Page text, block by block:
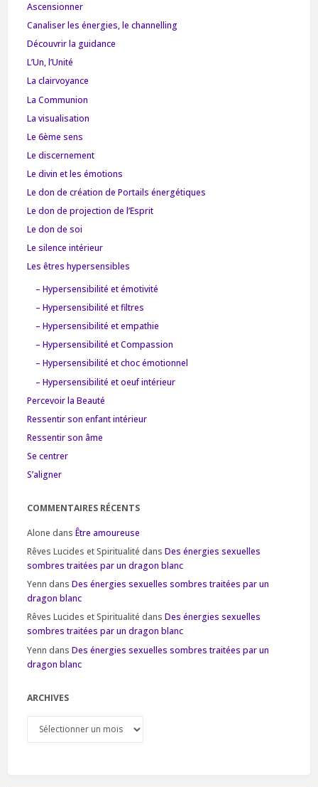
Ascensionner
Canaliser les énergies, le channelling
Découvrir la guidance
L’Un, l’Unité
La clairvoyance
La Communion
La visualisation
Le 6ème sens
Le discernement
Le divin et les émotions
Le don de création de Portails énergétiques
Le don de projection de l’Esprit
Le don de soi
Le silence intérieur
Les êtres hypersensibles
– Hypersensibilité et émotivité
– Hypersensibilité et filtres
– Hypersensibilité et empathie
– Hypersensibilité et Compassion
– Hypersensibilité et choc émotionnel
– Hypersensibilité et oeuf intérieur
Percevoir la Beauté
Ressentir son enfant intérieur
Ressentir son âme
Se centrer
S’aligner
COMMENTAIRES RÉCENTS
Alone dans Être amoureuse
Rêves Lucides et Spiritualité dans Des énergies sexuelles
sombres traitées par un dragon blanc
Yenn dans Des énergies sexuelles sombres traitées par un
dragon blanc
Rêves Lucides et Spiritualité dans Des énergies sexuelles
sombres traitées par un dragon blanc
Yenn dans Des énergies sexuelles sombres traitées par un
dragon blanc
ARCHIVES